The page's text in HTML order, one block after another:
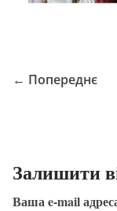
← Попереднє
Залишити
Ваша e-mail